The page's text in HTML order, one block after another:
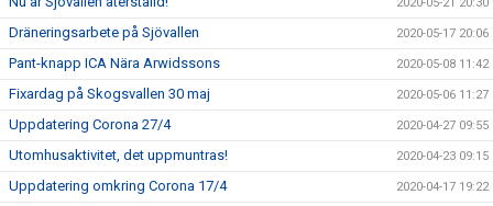
Dräneringsarbete på Sjövallen 2020-05-17 20:06
Pant-knapp ICA Nära Arwidssons 2020-05-08 11:42
Fixardag på Skogsvallen 30 maj 2020-05-06 11:27
Uppdatering Corona 27/4 2020-04-27 09:55
Utomhusaktivitet, det uppmuntras! 2020-04-23 09:15
Uppdatering omkring Corona 17/4 2020-04-17 19:22